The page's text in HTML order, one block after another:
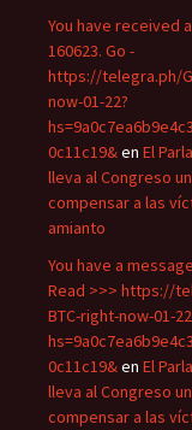
You have received
160623. Go -
https://telegra.ph/
now-01-22?
0c11c19&en El
lleva al Congreso
compensar a las
amianto
You have a
Read >>> https://
BTC-right-now-01-
0c11c19&en El
lleva al Congreso
compensar a las